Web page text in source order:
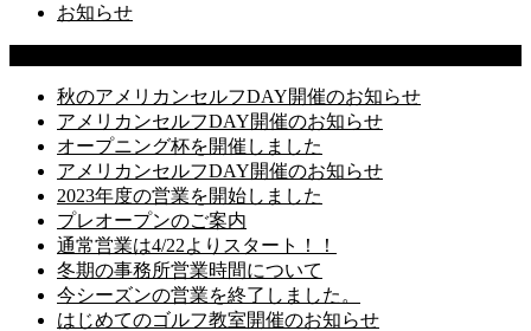
お知らせ
秋のアメリカンセルフDAY開催のお知らせ
アメリカンセルフDAY開催のお知らせ
オープニング杯を開催しました
アメリカンセルフDAY開催のお知らせ
2023年度の営業を開始しました
プレオープンのご案内
通常営業は4/22よりスタート！！
冬期の事務所営業時間について
今シーズンの営業を終了しました。
はじめてのゴルフ教室開催のお知らせ